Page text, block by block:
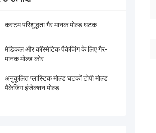
कस्टम परिशुद्धता गैर मानक मोल्ड घटक
मेडिकल और कॉस्मेटिक पैकेजिंग के लिए गैर-
मानक मोल्ड कोर
अनुकूलित प्लास्टिक मोल्ड घटकों टोपी मोल्ड
पैकेजिंग इंजेक्शन मोल्ड